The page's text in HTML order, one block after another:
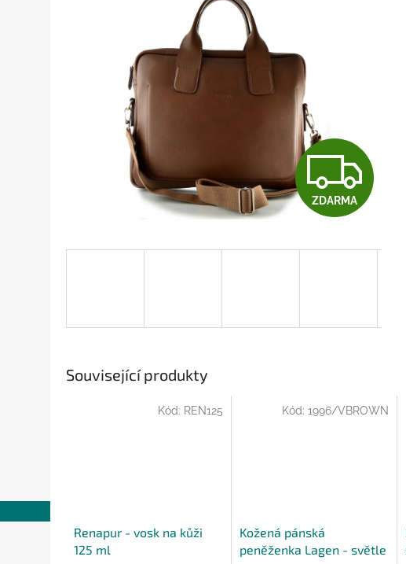
5
hvězdiček.
Z
D
R
M
ZDARMA
Související produkty
Renapur - vosk na kůži
125 ml
Kód: REN125
Kožená pánská
peněženka Lagen - světle
Kód: 1996/VBROWN